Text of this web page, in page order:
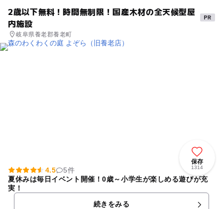
2歳以下無料！時間無制限！国産木材の全天候型屋
内施設
岐阜県養老郡養老町
保存
1314
4.5
5件
夏休みは毎日イベント開催！0歳～小学生が楽しめる遊びが充
実！
続きをみる